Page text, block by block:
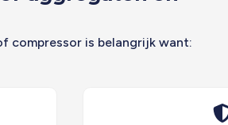
compressor is belangrijk want: